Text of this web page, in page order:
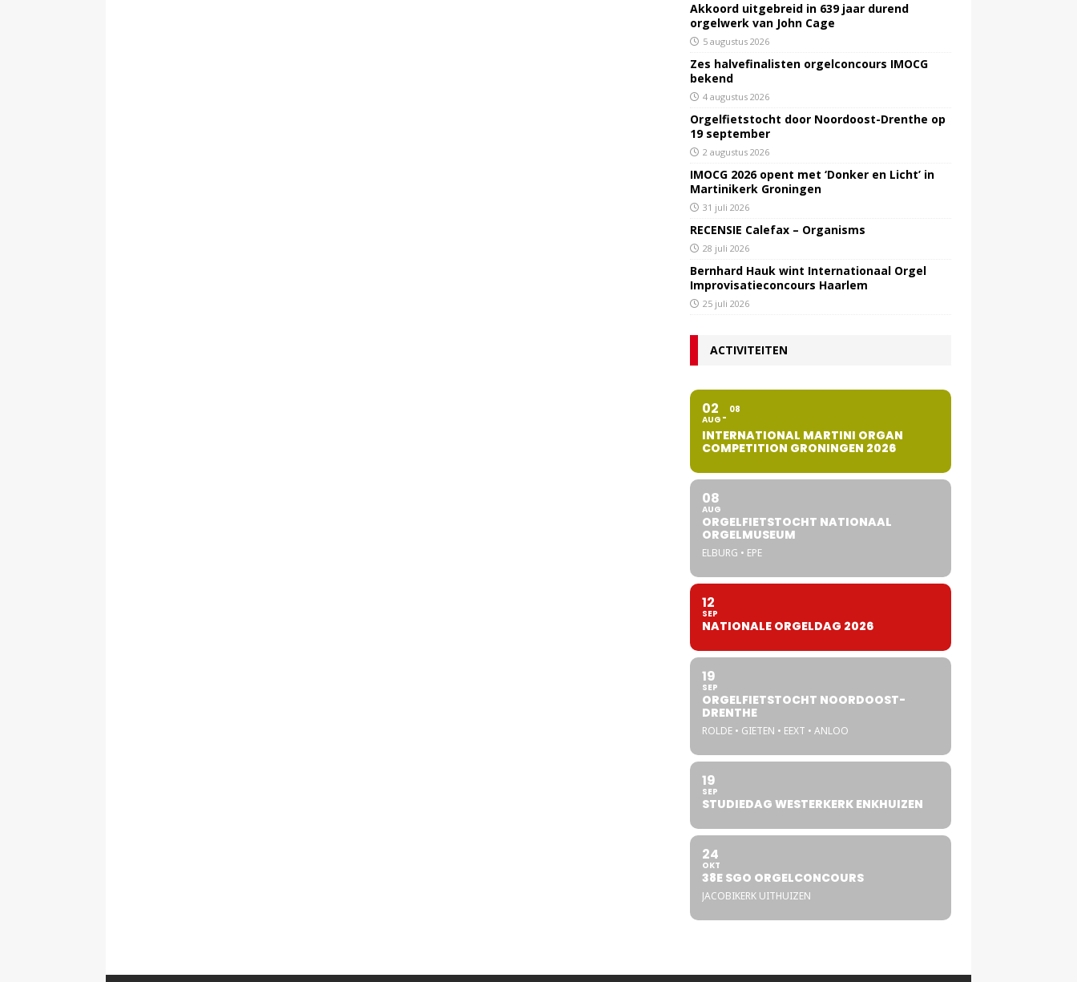
Akkoord uitgebreid in 639 jaar durend
orgelwerk van John Cage
5 augustus 2026
Zes halvefinalisten orgelconcours IMOCG
bekend
4 augustus 2026
Orgelfietstocht door Noordoost-Drenthe op
19 september
2 augustus 2026
IMOCG 2026 opent met ‘Donker en Licht’ in
Martinikerk Groningen
31 juli 2026
RECENSIE Calefax – Organisms
28 juli 2026
Bernhard Hauk wint Internationaal Orgel
Improvisatieconcours Haarlem
25 juli 2026
ACTIVITEITEN
02
AUG
08
INTERNATIONAL MARTINI ORGAN
COMPETITION GRONINGEN 2026
08
AUG
ORGELFIETSTOCHT NATIONAAL
ORGELMUSEUM
ELBURG • EPE
12
SEP
NATIONALE ORGELDAG 2026
19
SEP
ORGELFIETSTOCHT NOORDOOST-
DRENTHE
ROLDE • GIETEN • EEXT • ANLOO
19
SEP
STUDIEDAG WESTERKERK ENKHUIZEN
24
OKT
38E SGO ORGELCONCOURS
JACOBIKERK UITHUIZEN